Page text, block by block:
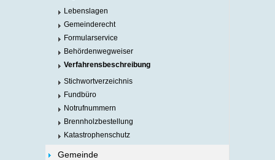
Lebenslagen
Gemeinderecht
Formularservice
Behördenwegweiser
Verfahrensbeschreibung
Stichwortverzeichnis
Fundbüro
Notrufnummern
Brennholzbestellung
Katastrophenschutz
Gemeinde